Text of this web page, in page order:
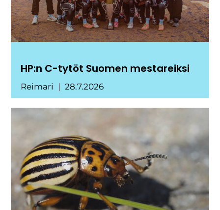
HP:n C-tytöt Suomen mestareiksi
Reimari 28.7.2026